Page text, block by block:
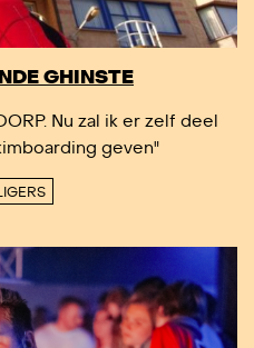
GHINSTE
Nu zal ik er zelf deel
geven"